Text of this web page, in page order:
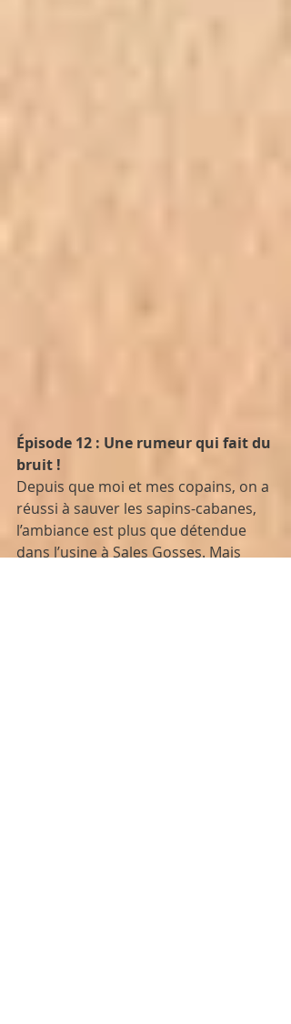
Épisode 12 : Une rumeur qui fait du
bruit !
Depuis que moi et mes copains, on a
réussi à sauver les sapins-cabanes,
l’ambiance est plus que détendue
dans l’usine à Sales Gosses. Mais